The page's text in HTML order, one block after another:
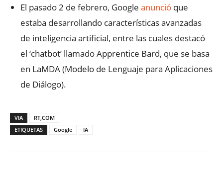
El pasado 2 de febrero, Google anunció que
estaba desarrollando características avanzadas
de inteligencia artificial, entre las cuales destacó
el ‘chatbot’ llamado Apprentice Bard, que se basa
en LaMDA (Modelo de Lenguaje para Aplicaciones
de Diálogo).
VIA
RT,COM
ETIQUETAS
Google IA